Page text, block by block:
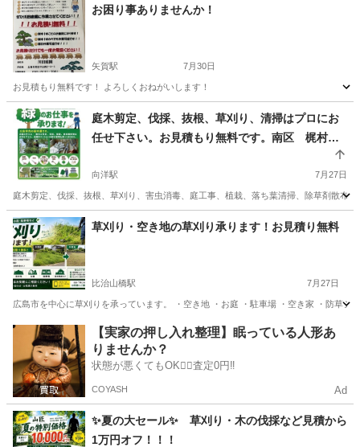
広島 広島市 草刈り 草刈
お困り事ありませんか！
矢賀駅 7月30日
お見積もり無料です！ よろしくおねがいします！
広島 広島市 矢賀駅 剪定/造園 無料
庭木剪定、伐採、抜根、草刈り、清掃はプロにお
任せ下さい。お見積もり無料です。南区 梶村造
向洋駅 7月27日
庭木剪定、伐採、抜根、草刈り、害虫消毒、庭工事、植栽、落ち葉清掃、除草剤散布
広島 広島市 向洋駅 剪定/造園 無料
草刈り・空き地の草刈り承ります！お見積り無料
比治山橋駅 7月27日
広島市を中心に草刈りを承っています。 ・空き地 ・お庭 ・駐車場 ・空き家 ・防草
広島 広島市 比治山橋駅 草刈り
【実家の押し入れ整理】眠っている人形あ
りませんか？
状態が悪くてもOK🙆‍♀️査定0円‼️
COYASH Ad
✨夏の大セール✨ 草刈り・木の伐採など見積から
1万円オフ！！！